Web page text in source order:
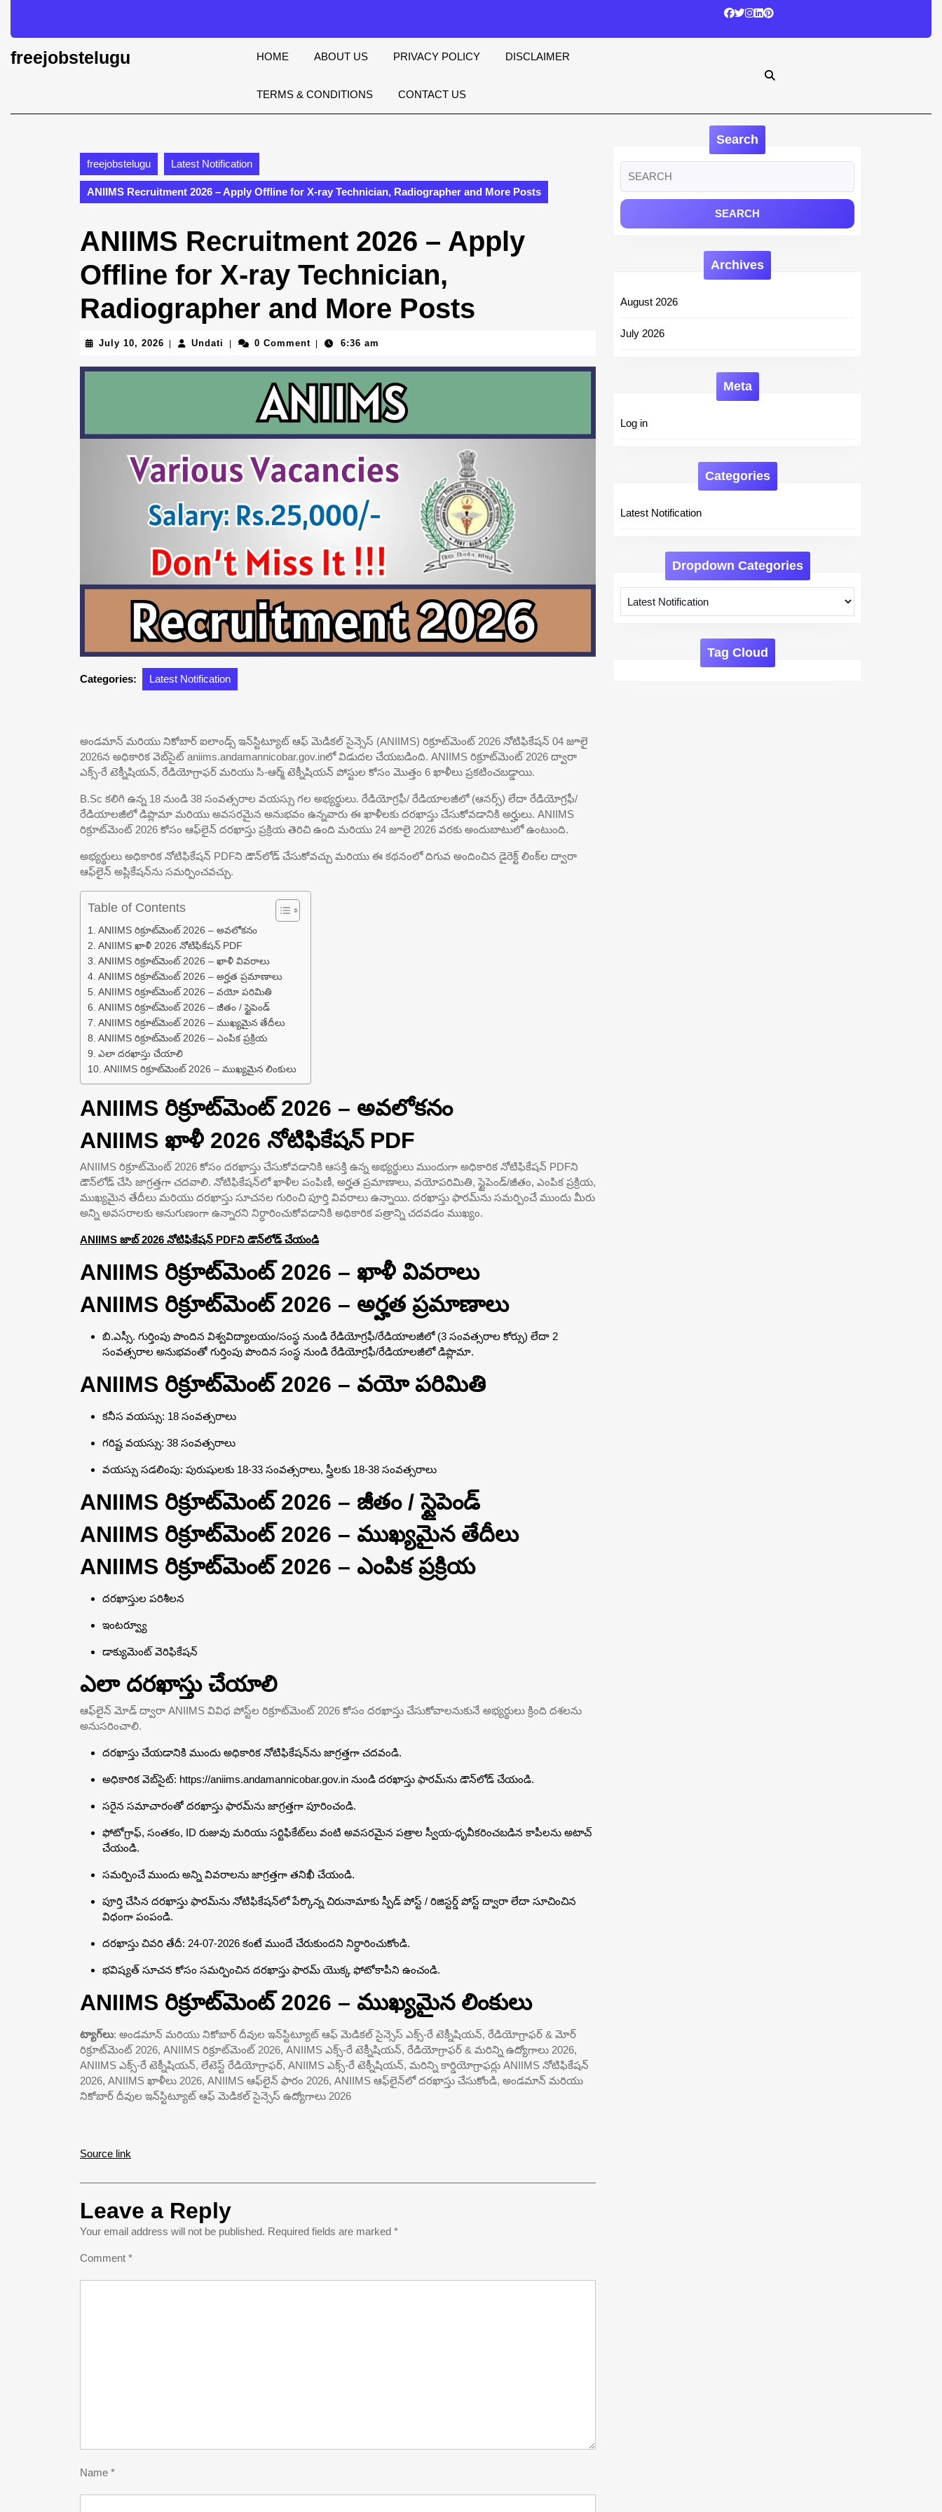
content
Skip
to
freejobstelugu HOME ABOUT US PRIVACY POLICY DISCLAIMER
TERMS & CONDITIONS CONTACT US
freejobstelugu Latest Notification
ANIIMS Recruitment 2026 – Apply Offline for X-ray Technician, Radiographer and More Posts
ANIIMS Recruitment 2026 – Apply
Offline for X-ray Technician,
Radiographer and More Posts
July 10, 2026 July
2026
Undati Undati0 Comment 6:36 am
Categories: Latest Notification
అండమాన్ మరియు నికోబార్ ఐలాండ్స్ ఇన్‌స్టిట్యూట్ ఆఫ్ మెడికల్ సైన్సెస్ (ANIIMS) రిక్రూట్‌మెంట్ 2026 నోటిఫికేషన్ 04 జూలై
2026న అధికారిక వెబ్‌సైట్ aniims.andamannicobar.gov.inలో విడుదల చేయబడింది. ANIIMS రిక్రూట్‌మెంట్ 2026 ద్వారా
ఎక్స్-రే టెక్నీషియన్, రేడియోగ్రాఫర్ మరియు సి-ఆర్మ్ టెక్నీషియన్ పోస్టుల కోసం మొత్తం 6 ఖాళీలు ప్రకటించబడ్డాయి.
B.Sc కలిగి ఉన్న 18 నుండి 38 సంవత్సరాల వయస్సు గల అభ్యర్థులు. రేడియోగ్రఫీ/ రేడియాలజీలో (ఆనర్స్) లేదా రేడియోగ్రఫీ/
రేడియాలజీలో డిప్లొమా మరియు అవసరమైన అనుభవం ఉన్నవారు ఈ ఖాళీలకు దరఖాస్తు చేసుకోవడానికి అర్హులు. ANIIMS
రిక్రూట్‌మెంట్ 2026 కోసం ఆఫ్‌లైన్ దరఖాస్తు ప్రక్రియ తెరిచి ఉంది మరియు 24 జూలై 2026 వరకు అందుబాటులో ఉంటుంది.
అభ్యర్థులు అధికారిక నోటిఫికేషన్ PDFని డౌన్‌లోడ్ చేసుకోవచ్చు మరియు ఈ కథనంలో దిగువ అందించిన డైరెక్ట్ లింక్‌ల ద్వారా
ఆఫ్‌లైన్ అప్లికేషన్‌ను సమర్పించవచ్చు.
Table of Contents
ANIIMS రిక్రూట్‌మెంట్ 2026 – అవలోకనం
ANIIMS ఖాళీ 2026 నోటిఫికేషన్ PDF
ANIIMS రిక్రూట్‌మెంట్ 2026 – ఖాళీ వివరాలు
ANIIMS రిక్రూట్‌మెంట్ 2026 – అర్హత ప్రమాణాలు
ANIIMS రిక్రూట్‌మెంట్ 2026 – వయో పరిమితి
ANIIMS రిక్రూట్‌మెంట్ 2026 – జీతం / స్టైపెండ్
ANIIMS రిక్రూట్‌మెంట్ 2026 – ముఖ్యమైన తేదీలు
ANIIMS రిక్రూట్‌మెంట్ 2026 – ఎంపిక ప్రక్రియ
ఎలా దరఖాస్తు చేయాలి
ANIIMS రిక్రూట్‌మెంట్ 2026 – ముఖ్యమైన లింకులు
ANIIMS రిక్రూట్‌మెంట్ 2026 – అవలోకనం
ANIIMS ఖాళీ 2026 నోటిఫికేషన్ PDF
ANIIMS రిక్రూట్‌మెంట్ 2026 కోసం దరఖాస్తు చేసుకోవడానికి ఆసక్తి ఉన్న అభ్యర్థులు ముందుగా అధికారిక నోటిఫికేషన్ PDFని
డౌన్‌లోడ్ చేసి జాగ్రత్తగా చదవాలి. నోటిఫికేషన్‌లో ఖాళీల పంపిణీ, అర్హత ప్రమాణాలు, వయోపరిమితి, స్టైపెండ్/జీతం, ఎంపిక ప్రక్రియ,
ముఖ్యమైన తేదీలు మరియు దరఖాస్తు సూచనల గురించి పూర్తి వివరాలు ఉన్నాయి. దరఖాస్తు ఫారమ్‌ను సమర్పించే ముందు మీరు
అన్ని అవసరాలకు అనుగుణంగా ఉన్నారని నిర్ధారించుకోవడానికి అధికారిక పత్రాన్ని చదవడం ముఖ్యం.
ANIIMS జాబ్ 2026 నోటిఫికేషన్ PDFని డౌన్‌లోడ్ చేయండి
ANIIMS రిక్రూట్‌మెంట్ 2026 – ఖాళీ వివరాలు
ANIIMS రిక్రూట్‌మెంట్ 2026 – అర్హత ప్రమాణాలు
బి.ఎస్సీ. గుర్తింపు పొందిన విశ్వవిద్యాలయం/సంస్థ నుండి రేడియోగ్రఫీ/రేడియాలజీలో (3 సంవత్సరాల కోర్సు) లేదా 2
సంవత్సరాల అనుభవంతో గుర్తింపు పొందిన సంస్థ నుండి రేడియోగ్రఫీ/రేడియాలజీలో డిప్లొమా.
ANIIMS రిక్రూట్‌మెంట్ 2026 – వయో పరిమితి
కనీస వయస్సు: 18 సంవత్సరాలు
గరిష్ట వయస్సు: 38 సంవత్సరాలు
వయస్సు సడలింపు: పురుషులకు 18-33 సంవత్సరాలు, స్త్రీలకు 18-38 సంవత్సరాలు
ANIIMS రిక్రూట్‌మెంట్ 2026 – జీతం / స్టైపెండ్
ANIIMS రిక్రూట్‌మెంట్ 2026 – ముఖ్యమైన తేదీలు
ANIIMS రిక్రూట్‌మెంట్ 2026 – ఎంపిక ప్రక్రియ
దరఖాస్తుల పరిశీలన
ఇంటర్వ్యూ
డాక్యుమెంట్ వెరిఫికేషన్
ఎలా దరఖాస్తు చేయాలి
ఆఫ్‌లైన్ మోడ్ ద్వారా ANIIMS వివిధ పోస్ట్‌ల రిక్రూట్‌మెంట్ 2026 కోసం దరఖాస్తు చేసుకోవాలనుకునే అభ్యర్థులు క్రింది దశలను
అనుసరించాలి.
దరఖాస్తు చేయడానికి ముందు అధికారిక నోటిఫికేషన్‌ను జాగ్రత్తగా చదవండి.
అధికారిక వెబ్‌సైట్: https://aniims.andamannicobar.gov.in నుండి దరఖాస్తు ఫారమ్‌ను డౌన్‌లోడ్ చేయండి.
సరైన సమాచారంతో దరఖాస్తు ఫారమ్‌ను జాగ్రత్తగా పూరించండి.
ఫోటోగ్రాఫ్, సంతకం, ID రుజువు మరియు సర్టిఫికేట్‌లు వంటి అవసరమైన పత్రాల స్వీయ-ధృవీకరించబడిన కాపీలను అటాచ్
చేయండి.
సమర్పించే ముందు అన్ని వివరాలను జాగ్రత్తగా తనిఖీ చేయండి.
పూర్తి చేసిన దరఖాస్తు ఫారమ్‌ను నోటిఫికేషన్‌లో పేర్కొన్న చిరునామాకు స్పీడ్ పోస్ట్ / రిజిస్టర్డ్ పోస్ట్ ద్వారా లేదా సూచించిన
విధంగా పంపండి.
దరఖాస్తు చివరి తేదీ: 24-07-2026 కంటే ముందే చేరుకుందని నిర్ధారించుకోండి.
భవిష్యత్ సూచన కోసం సమర్పించిన దరఖాస్తు ఫారమ్ యొక్క ఫోటోకాపీని ఉంచండి.
ANIIMS రిక్రూట్‌మెంట్ 2026 – ముఖ్యమైన లింకులు
ట్యాగ్‌లు: అండమాన్ మరియు నికోబార్ దీవుల ఇన్‌స్టిట్యూట్ ఆఫ్ మెడికల్ సైన్సెస్ ఎక్స్-రే టెక్నీషియన్, రేడియోగ్రాఫర్ & మోర్
రిక్రూట్‌మెంట్ 2026, ANIIMS రిక్రూట్‌మెంట్ 2026, ANIIMS ఎక్స్-రే టెక్నీషియన్, రేడియోగ్రాఫర్ & మరిన్ని ఉద్యోగాలు 2026,
ANIIMS ఎక్స్-రే టెక్నీషియన్, లేటెస్ట్ రేడియోగ్రాఫర్, ANIIMS ఎక్స్-రే టెక్నీషియన్, మరిన్ని కార్డియోగ్రాఫర్లు ANIIMS నోటిఫికేషన్
2026, ANIIMS ఖాళీలు 2026, ANIIMS ఆఫ్‌లైన్ ఫారం 2026, ANIIMS ఆఫ్‌లైన్‌లో దరఖాస్తు చేసుకోండి, అండమాన్ మరియు
నికోబార్ దీవుల ఇన్‌స్టిట్యూట్ ఆఫ్ మెడికల్ సైన్సెస్ ఉద్యోగాలు 2026
Source link
Leave a Reply
Your email address will not be published. Required fields are marked *
Comment *
Name *
Search
for:
Archives
August 2026
July 2026
Meta
Log in
Categories
Latest Notification
Dropdown Categories
Tag Cloud